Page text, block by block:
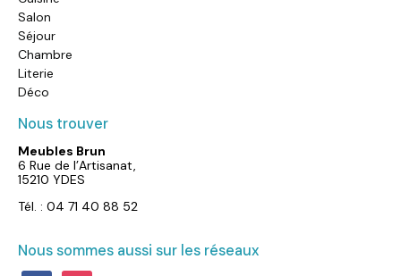
Salon
Séjour
Chambre
Literie
Déco
Nous trouver
Meubles Brun
6 Rue de l’Artisanat,
15210 YDES
Tél. : 04 71 40 88 52
Nous sommes aussi sur les réseaux